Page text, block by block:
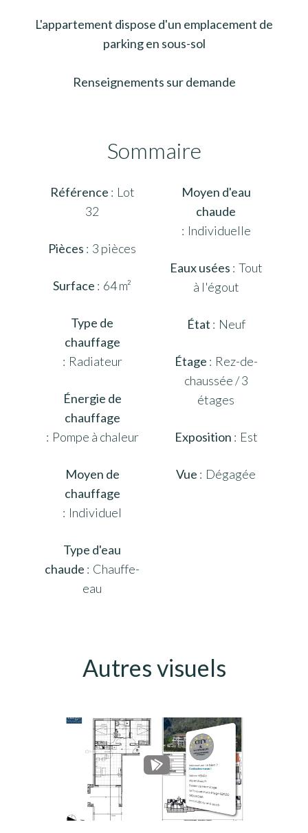
L'appartement dispose d'un emplacement de
parking en sous-sol
Renseignements sur demande
Sommaire
Référence
Lot
32
Pièces 3 pièces
Surface 64 m²
Type de
chauffage
Radiateur
Énergie de
chauffage
Pompe à chaleur
Moyen de
chauffage
Individuel
Type d'eau
chaude
Chauffe-
eau
Moyen d'eau
chaude
Individuelle
Eaux usées Tout
à l'égout
État Neuf
Étage
Rez-de-
chaussée / 3
étages
Exposition Est
Vue Dégagée
Autres visuels